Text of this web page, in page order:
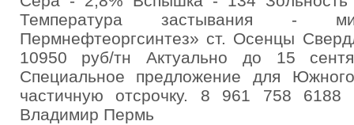
Температура застывания -
Пермнефтеоргсинтез» ст. Осенцы
10950 руб/тн Актуально до 15
Специальное предложение для
частичную отсрочку. 8 961 758 6188
Владимир Пермь